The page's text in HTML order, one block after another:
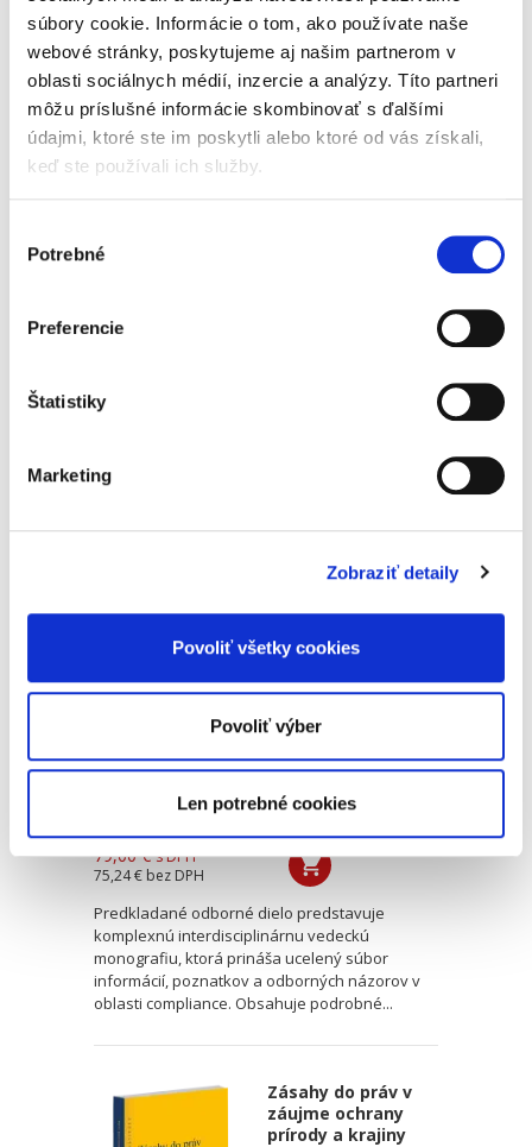
súbory cookie. Informácie o tom, ako používate naše
webové stránky, poskytujeme aj našim partnerom v
oblasti sociálnych médií, inzercie a analýzy. Títo partneri
môžu príslušné informácie skombinovať s ďalšími
údajmi, ktoré ste im poskytli alebo ktoré od vás získali,
keď ste používali ich služby.
súhlasu
Potrebné
Preferencie
Štatistiky
Marketing
Zobraziť detaily
Povoliť všetky cookies
Povoliť výber
Len potrebné cookies
nástrojom ochrany pred extrémizmom. Cieľom...
Drogové delikty v
slovenskom a
Michal Želonka
porovnáva ich s právnou úpravou iných
členských štátov Európskej únie. Autor
Marek Kordík,Martin Jacko,Martin Sasinek
79,00 € s DPH
75,24 € bez DPH
Predkladané odborné dielo predstavuje
komplexnú interdisciplinárnu vedeckú
monografiu, ktorá prináša ucelený súbor
informácií, poznatkov a odborných názorov v
oblasti compliance. Obsahuje podrobné...
Zásahy do práv v
záujme ochrany
prírody a krajiny